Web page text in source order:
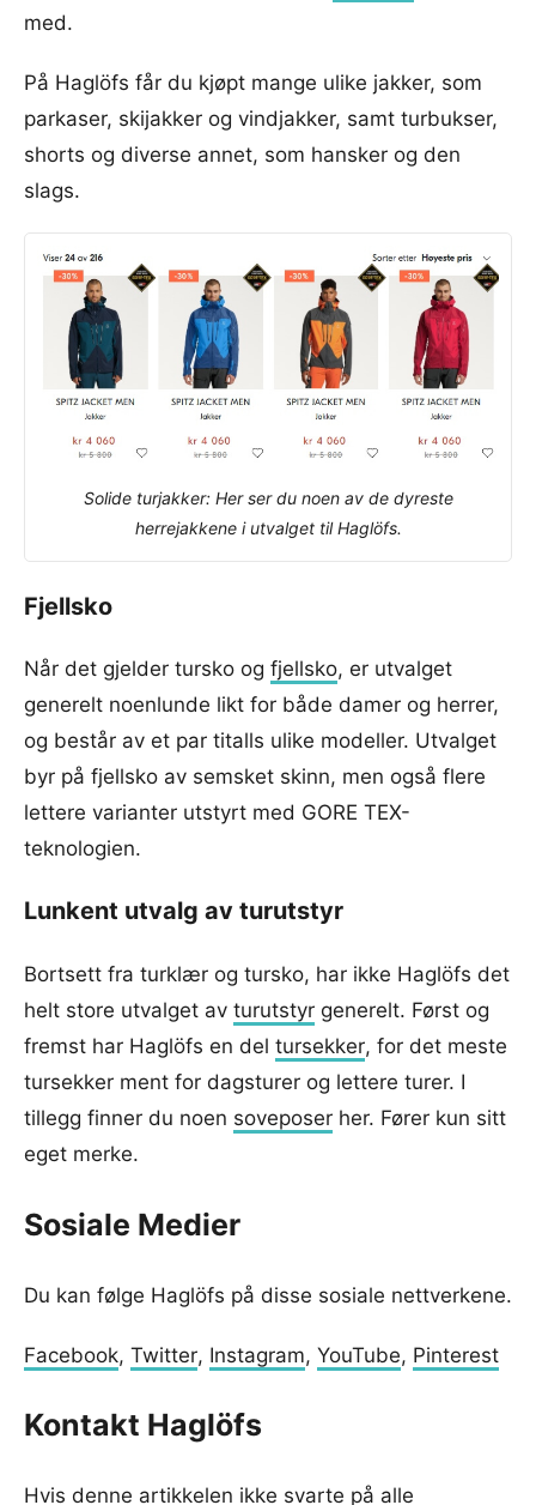
med.
På Haglöfs får du kjøpt mange ulike jakker, som
parkaser, skijakker og vindjakker, samt turbukser,
shorts og diverse annet, som hansker og den
slags.
Solide turjakker: Her ser du noen av de dyreste
herrejakkene i utvalget til Haglöfs.
Fjellsko
Når det gjelder tursko og fjellsko, er utvalget
generelt noenlunde likt for både damer og herrer,
og består av et par titalls ulike modeller. Utvalget
byr på fjellsko av semsket skinn, men også flere
lettere varianter utstyrt med GORE TEX-
teknologien.
Lunkent utvalg av turutstyr
Bortsett fra turklær og tursko, har ikke Haglöfs det
helt store utvalget av turutstyr generelt. Først og
fremst har Haglöfs en del tursekker, for det meste
tursekker ment for dagsturer og lettere turer. I
tillegg finner du noen soveposer her. Fører kun sitt
eget merke.
Sosiale Medier
Du kan følge Haglöfs på disse sosiale nettverkene.
Facebook, Twitter, Instagram, YouTube, Pinterest
Kontakt Haglöfs
Hvis denne artikkelen ikke svarte på alle